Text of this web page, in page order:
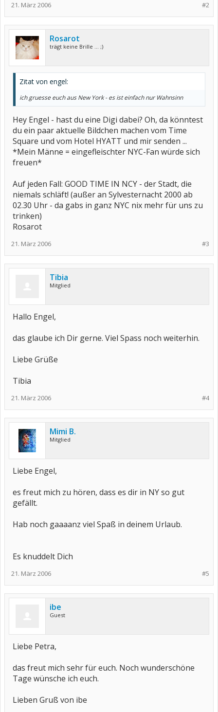
#2
21. März 2006
Rosarot
trägt keine Brille ... ;)
Zitat von engel:
ich gruesse euch aus New York - es ist einfach nur Wahnsinn
Hey Engel - hast du eine Digi dabei? Oh, da könntest
du ein paar aktuelle Bildchen machen vom Time
Square und vom Hotel HYATT und mir senden ...
*Mein Männe = eingefleischter NYC-Fan würde sich
freuen*
Auf jeden Fall: GOOD TIME IN NCY - der Stadt, die
niemals schläft! (außer an Sylvesternacht 2000 ab
02.30 Uhr - da gabs in ganz NYC nix mehr für uns zu
trinken)
Rosarot
#3
21. März 2006
Tibia
Mitglied
Hallo Engel,
das glaube ich Dir gerne. Viel Spass noch weiterhin.
Liebe Grüße
Tibia
#4
21. März 2006
Mimi B.
Mitglied
Liebe Engel,
es freut mich zu hören, dass es dir in NY so gut
gefällt.
Hab noch gaaaanz viel Spaß in deinem Urlaub.
Es knuddelt Dich
#5
21. März 2006
ibe
Guest
Liebe Petra,
das freut mich sehr für euch. Noch wunderschöne
Tage wünsche ich euch.
Lieben Gruß von ibe